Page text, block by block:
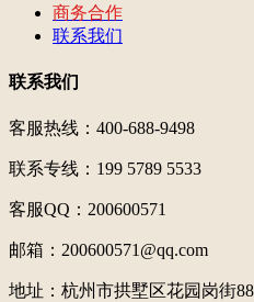
商务合作
联系我们
联系我们
客服热线：400-688-9498
联系专线：199 5789 5533
客服QQ：200600571
邮箱：200600571@qq.com
地址： 杭州市拱墅区花园岗街